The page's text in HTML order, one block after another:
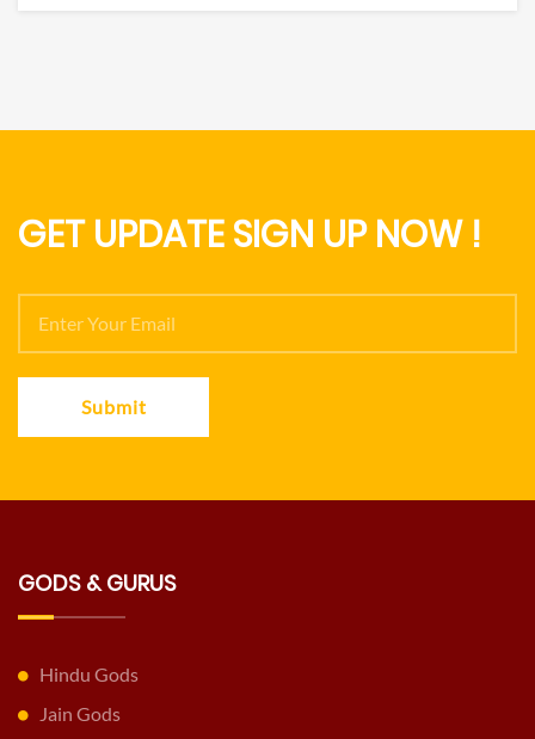
GET UPDATE SIGN UP NOW !
Submit
GODS & GURUS
Hindu Gods
Jain Gods